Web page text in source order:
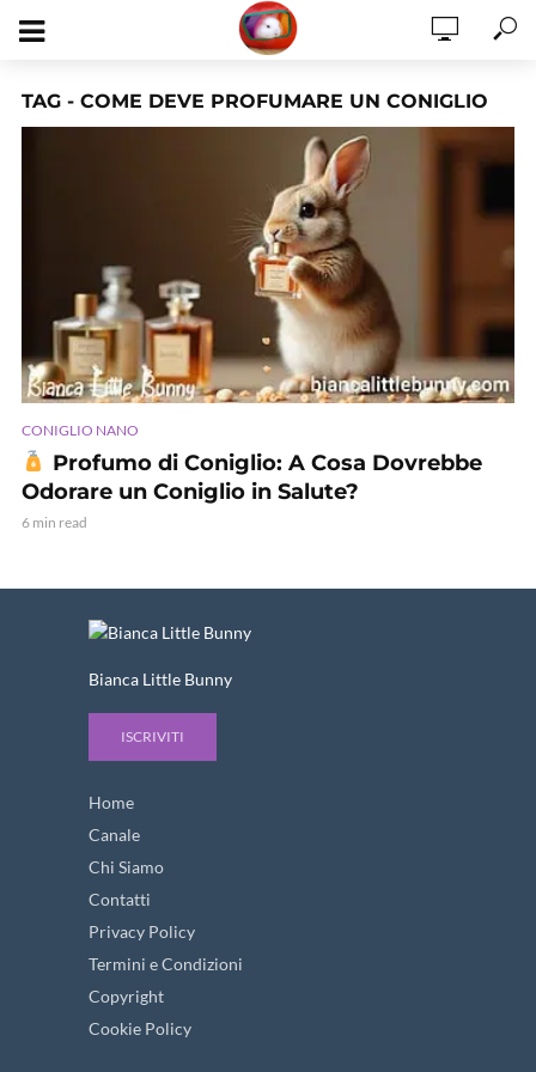
TAG - COME DEVE PROFUMARE UN CONIGLIO
CONIGLIO NANO
Profumo di Coniglio: A Cosa Dovrebbe
Odorare un Coniglio in Salute?
6 min read
Bianca Little Bunny
ISCRIVITI
Home
Canale
Chi Siamo
Contatti
Privacy Policy
Termini e Condizioni
Copyright
Cookie Policy